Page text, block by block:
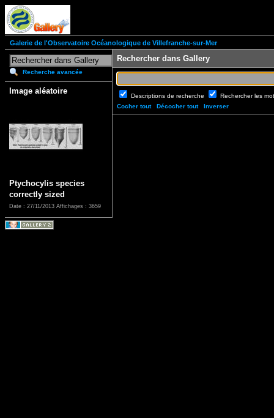
Galerie de l'Observatoire Océanologique de Villefranche-sur-Mer
Recherche avancée
Image aléatoire
Ptychocylis species
correctly sized
Date : 27/11/2013 Affichages : 3659
Rechercher dans Gallery
Descriptions de recherche
Rechercher les
Cocher tout
Décocher tout Inverser